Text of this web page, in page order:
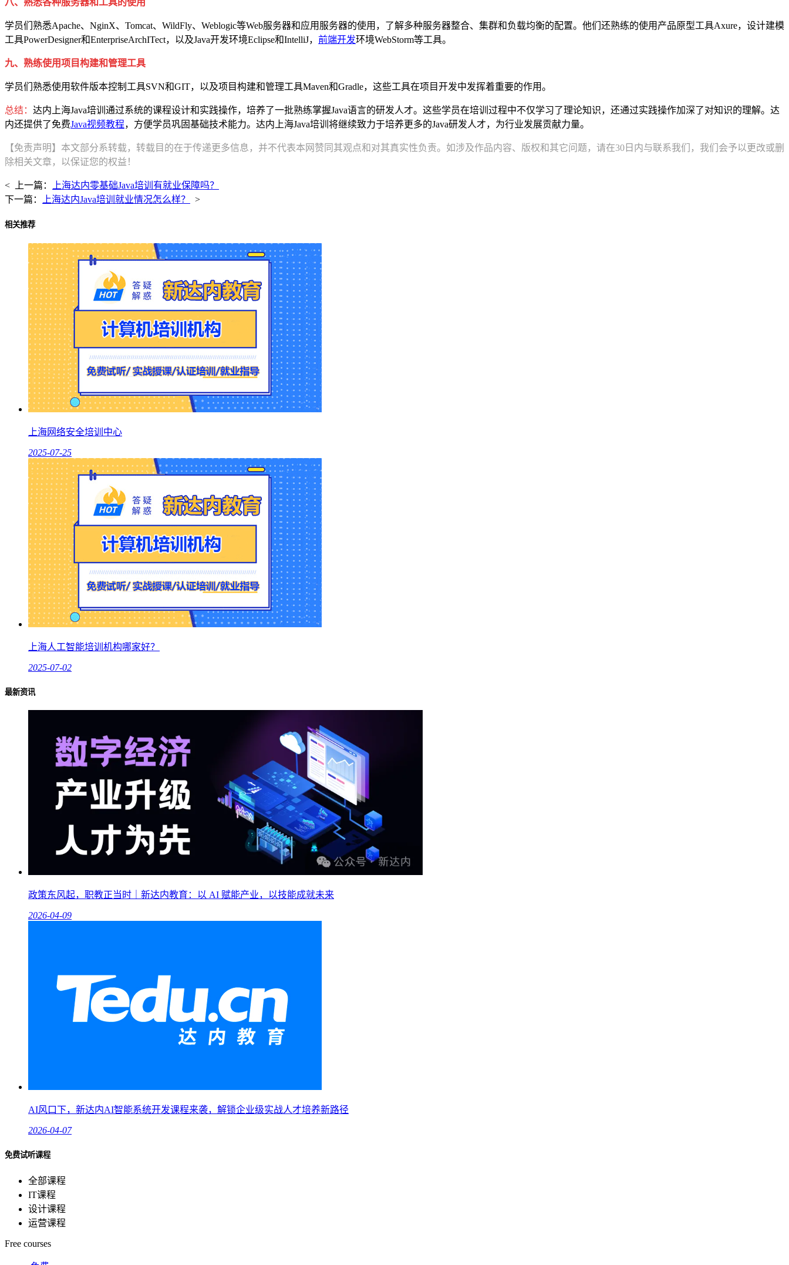
八、熟悉各种服务器和工具的使用
学员们熟悉Apache、NginX、Tomcat、WildFly、Weblogic等Web服务器和应用服务器的使用，了解多种服务器整合、集群和负载均衡的配置。他们还熟练的使用产品原型工具Axure，设计建模
工具PowerDesigner和EnterpriseArchITect，以及Java开发环境Eclipse和IntelliJ， 前端开发环境WebStorm等工具。
九、熟练使用项目构建和管理工具
学员们熟悉使用软件版本控制工具SVN和GIT，以及项目构建和管理工具Maven和Gradle，这些工具在项目开发中发挥着重要的作用。
总结： 达内上海Java培训通过系统的课程设计和实践操作，培养了一批熟练掌握Java语言的研发人才。这些学员在培训过程中不仅学习了理论知识，还通过实践操作加深了对知识的理解。达
内还提供了免费Java视频教程，方便学员巩固基础技术能力。达内上海Java培训将继续致力于培养更多的Java研发人才，为行业发展贡献力量。
【免责声明】本文部分系转载，转载目的在于传递更多信息，并不代表本网赞同其观点和对其真实性负责。如涉及作品内容、版权和其它问题，请在30日内与联系我们，我们会予以更改或删
除相关文章，以保证您的权益！
< 上一篇：
上海达内零基础Java培训有就业保障吗？
下一篇：
上海达内Java培训就业情况怎么样？ >
相关推荐
上海网络安全培训中心
2025-07-25
上海人工智能培训机构哪家好？
2025-07-02
最新资讯
政策东风起，职教正当时｜新达内教育：以 AI 赋能产业，以技能成就未来
2026-04-09
AI风口下，新达内AI智能系统开发课程来袭，解锁企业级实战人才培养新路径
2026-04-07
免费试听课程
全部课程
IT课程
设计课程
运营课程
Free courses